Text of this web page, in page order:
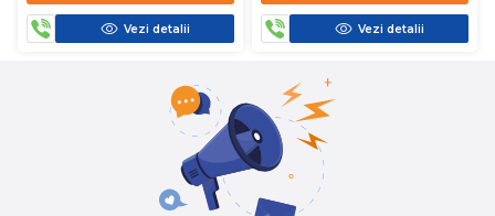
Vezi detalii Vezi detalii